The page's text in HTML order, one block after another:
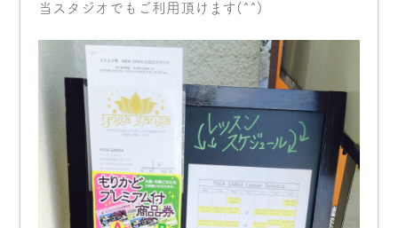
当スタジオでもご利用頂けます(^^)